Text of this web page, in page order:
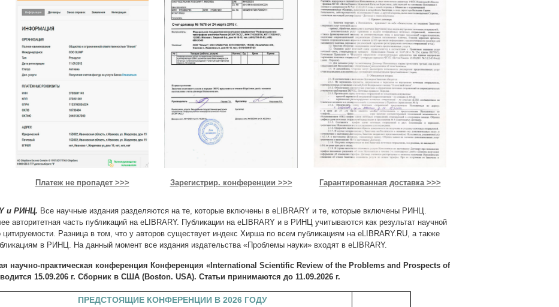
Платеж не пропадет >>> Зарегистрир. конференции >>> Гарантированная доставка >>>
и РИНЦ. Все научные издания разделяются на те, которые включены в eLIBRARY и те, которые включены РИНЦ.
авторитетная часть публикаций на eLIBRARY. Публикации на eLIBRARY и в РИНЦ учитываются как результат научной
цитируемости. Разница в том, что у авторов существует индекс Хирша по всем публикациям на eLIBRARY.RU, а также
в РИНЦ. На данный момент все издания издательства «Проблемы науки» входят в eLIBRARY.
научно-практическая конференция Конференция «International Scientific Review of the Problems and Prospects of
15.09.206 г. Сборник в США (Boston. USA). Статьи принимаются до 11.09.2026 г.
ПРЕДСТОЯЩИЕ КОНФЕРЕНЦИИ В 2026 ГОДУ